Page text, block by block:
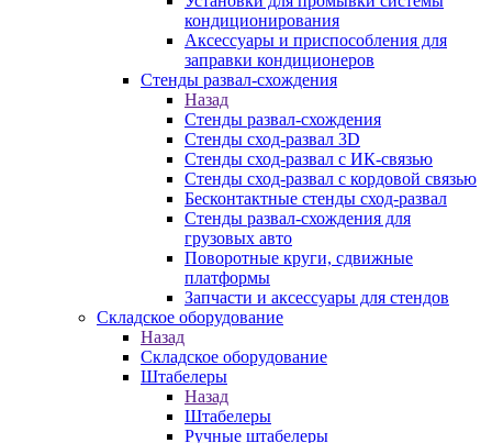
кондиционирования
Аксессуары и приспособления для
заправки кондиционеров
Стенды развал-схождения
Назад
Стенды развал-схождения
Стенды сход-развал 3D
Стенды сход-развал с ИК-связью
Стенды сход-развал с кордовой связью
Бесконтактные стенды сход-развал
Стенды развал-схождения для
грузовых авто
Поворотные круги, сдвижные
платформы
Запчасти и аксессуары для стендов
Складское оборудование
Назад
Складское оборудование
Штабелеры
Назад
Штабелеры
Ручные штабелеры